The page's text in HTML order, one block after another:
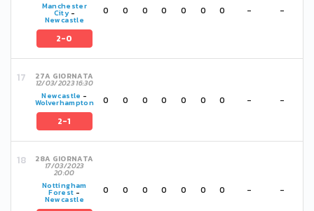
Manchester
City-
Newcastle
2-0
0 0 0 0 0 0 0 - -
27A GIORNATA
12/03/2023 16:30
Newcastle -
Wolverhampton
2-1
0 0 0 0 0 0 0 - -
28A GIORNATA
17/03/2023
20:00
Nottingham
Forest -
Newcastle
0 0 0 0 0 0 0 - -